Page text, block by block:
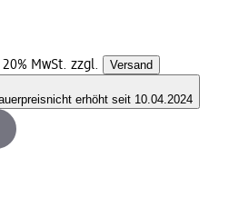
MwSt. zzgl. Versand
nicht erhöht seit 10.04.2024